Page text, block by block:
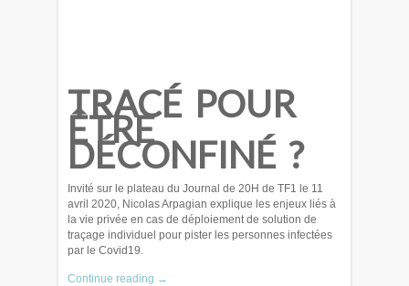
TRACÉ POUR
ÊTRE
DÉCONFINÉ ?
Invité sur le plateau du Journal de 20H de TF1 le 11
avril 2020, Nicolas Arpagian explique les enjeux liés à
la vie privée en cas de déploiement de solution de
traçage individuel pour pister les personnes infectées
par le Covid19.
Continue reading →